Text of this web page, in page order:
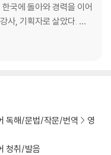
국에 돌아와 경력을 이어
사, 기획자로 살았다. 이
원어민급 인재들이 먼저
독해/문법/작문/번역
영
청취/발음